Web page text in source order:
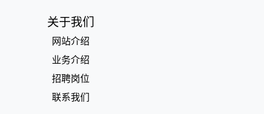
关于我们
网站介绍
业务介绍
招聘岗位
联系我们